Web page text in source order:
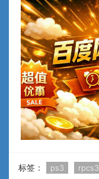
标签： ps3 rpcs3